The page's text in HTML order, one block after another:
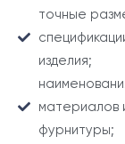
точные
изделия;
материалов
фурнитуры;